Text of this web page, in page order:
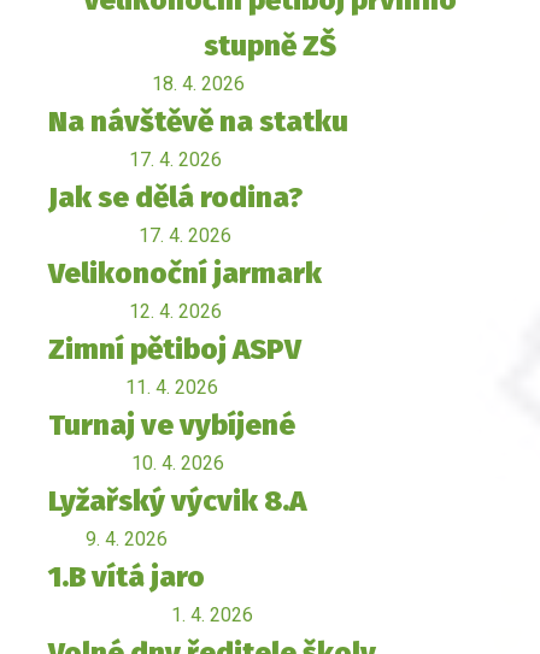
stupně ZŠ
18. 4. 2026
Na návštěvě na statku
17. 4. 2026
Jak se dělá rodina?
17. 4. 2026
Velikonoční jarmark
12. 4. 2026
Zimní pětiboj ASPV
11. 4. 2026
Turnaj ve vybíjené
10. 4. 2026
Lyžařský výcvik 8.A
9. 4. 2026
1.B vítá jaro
1. 4. 2026